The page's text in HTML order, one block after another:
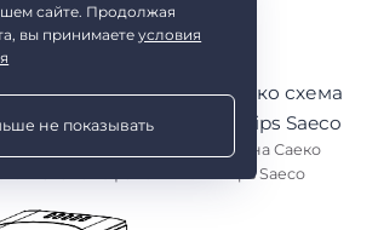
кофеварки Saeco 8325
Филипс. Кофемашина Саеко
Схема кофемашины Philips Saeco
сайте. Продолжая
вы принимаетеусловия
не показывать